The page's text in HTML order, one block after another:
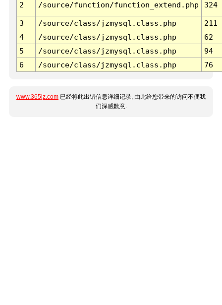
2 /source/function/function_extend.php 324
3 /source/class/jzmysql.class.php
211
4
/source/class/jzmysql.class.php
62
5
/source/class/jzmysql.class.php
94
6
/source/class/jzmysql.class.php 76
www.365jz.com 已经将此出错信息详细记录, 由此给您带来的访问不便我
们深感歉意.